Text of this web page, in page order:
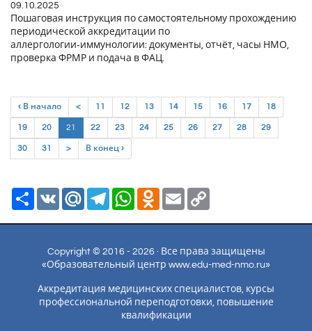
09.10.2025
Пошаговая инструкция по самостоятельному прохождению
периодической аккредитации по
аллергологии‑иммунологии: документы, отчёт, часы НМО,
проверка ФРМР и подача в ФАЦ.
‹ В начало < 11 12 13 14 15 16 17 18
19 20 21 (current)
22 23 24 25 26 27 28 29
30 31 > В конец ›
РесурсVK Mail.Ru TelegramWhatsAppOdnoklassniki
Email
Copyright © 2016 - 2026 · Все права защищены
«Образовательный центр www.edu-med-nmo.ru»
Аккредитация медицинских специалистов, курсы
профессиональной переподготовки, повышение
квалификации